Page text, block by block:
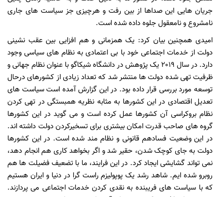
جریان هایی این صداها از بین رفت و هرچیزی جز سیاست های جاری
نامشروع و نامعقول جلوه داده شده است.
امیدی همچنین بیان کرد: یک همزمانی و هم افزایی بین عقب نشینی
دولت از خدمات اجتماعی خود با بی اعتمادی به نظام های سیاسی وجود
دارد. در سال 2019 یک پژوهش در دانشگاه شیکاگو با عنوان نظام جهانی و
ظرفیت تهی شده دولت ها منتشر شد که تعداد زیادی از کشورهای درحال
توسعه مورد بررسی قرار داده بود. در این گزارش آمده است سیاست های
تعدیل اقتصادی در این کشورها به مثابه نظریه همبستگی در تهی کردن
نظام بروکراسی آن کشورها عمل کرده است و می گوید در این کشورها
گروه های صاحب قدرت امکان بیشتری برای تسخیرکردن دولت داشته اند.
در این وضعیت فسادهم قانونی و نظام مند شده است. در این کشورها
دولت به جای کوچک شدن، حقیر شد و اگر بخواهد کاری هم انجام دهد،
نمی تواند گشایشی ایجاد کرد. در این فرایند، ما با تضعیف فضیلت ها هم
روبرو شده ایم. شاهد رشد یک پوپولیزم راست گرا در دنیا و ایران هستیم
که با سیاست های فریبنده به نقدی کردن خدمات اجتماعی می پردازند.